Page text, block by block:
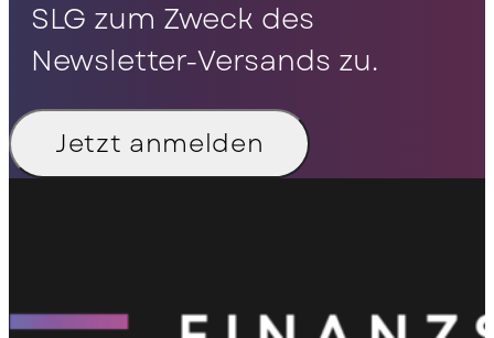
SLG zum Zweck des
Newsletter-Versands zu.
Jetzt anmelden